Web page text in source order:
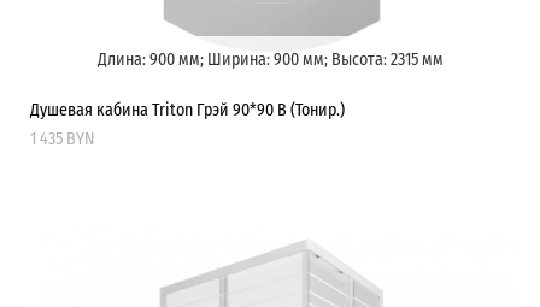
Длина: 900 мм; Ширина: 900 мм; Высота: 2315 мм
Душевая кабина Triton Грэй 90*90 В (Тонир.)
1 435 BYN